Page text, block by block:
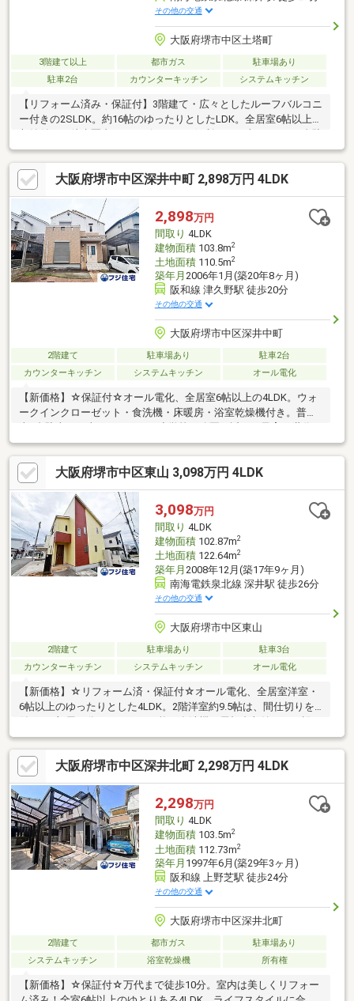
その他の交通
大阪府堺市中区土塔町
3階建て以上 都市ガス
駐車場あり
駐車2台
カウンターキッチン システムキッチン
【リフォーム済み・保証付】3階建て・広々としたルーフバルコニ
ー付きの2SLDK。約16帖のゆったりとしたLDK。全居室6帖以上＆
収納付き。徒歩圏内にコンビニがあり便利です。車種により2台駐
車可。
大阪府堺市中区深井中町 2,898万円 4LDK
2,898万円
間取り 4LDK
建物面積103.8m2
土地面積110.5m2
築年月 2006年1月(築20年8ヶ月)
阪和線 津久野駅 徒歩20分
その他の交通
大阪府堺市中区深井中町
2階建て 駐車場あり
駐車2台
カウンターキッチン
システムキッチン オール電化
【新価格】☆保証付☆オール電化、全居室6帖以上の4LDK。ウォ
ークインクローゼット・食洗機・床暖房・浴室乾燥機付き。普通
も嬉しい住環境です。
大阪府堺市中区東山 3,098万円 4LDK
3,098万円
間取り 4LDK
建物面積102.87m2
土地面積122.64m2
築年月 2008年12月(築17年9ヶ月)
南海電鉄泉北線 深井駅 徒歩26分
その他の交通
大阪府堺市中区東山
2階建て 駐車場あり
駐車3台
カウンターキッチン
システムキッチン オール電化
【新価格】☆リフォーム済・保証付☆オール電化、全居室洋室・
6帖以上のゆったりとした4LDK。2階洋室約9.5帖は、間仕切りを
付けて2部屋に分けることも可能。食洗機・屋根裏収納など、設
備・収納が充実。
大阪府堺市中区深井北町 2,298万円 4LDK
2,298万円
間取り 4LDK
建物面積103.5m2
土地面積112.73m2
築年月 1997年6月(築29年3ヶ月)
阪和線 上野芝駅 徒歩24分
その他の交通
大阪府堺市中区深井北町
2階建て 都市ガス
駐車場あり
システムキッチン
浴室乾燥機 所有権
【新価格】☆保証付☆万代まで徒歩10分。室内は美しくリフォー